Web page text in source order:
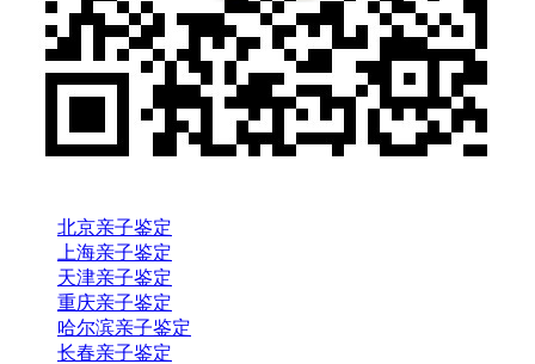
北京亲子鉴定
上海亲子鉴定
天津亲子鉴定
重庆亲子鉴定
哈尔滨亲子鉴定
长春亲子鉴定